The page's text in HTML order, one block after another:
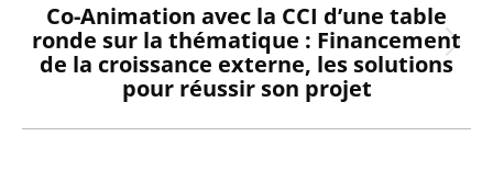
Article
suivant
:
Co-Animation avec la CCI d’une table
ronde sur la thématique : Financement
de la croissance externe, les solutions
pour réussir son projet